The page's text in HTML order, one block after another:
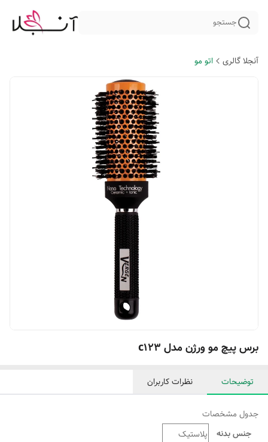
جستجو
آنجلا گالری اتو مو
برس پیچ مو ورژن مدل c123
توضیحات نظرات کاربران
جدول مشخصات
جنس بدنه
پلاستیک